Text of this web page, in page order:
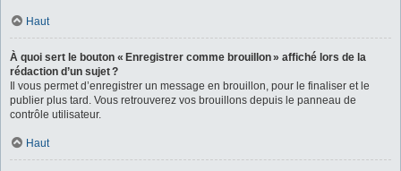
Haut
À quoi sert le bouton « Enregistrer comme brouillon » affiché lors de la
rédaction d’un sujet ?
Il vous permet d’enregistrer un message en brouillon, pour le finaliser et le
publier plus tard. Vous retrouverez vos brouillons depuis le panneau de
contrôle utilisateur.
Haut